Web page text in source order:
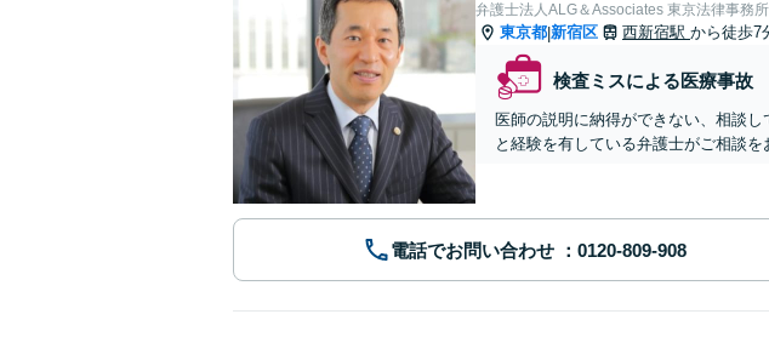
弁護士法人ALG＆Associates 東京法律事務所
東京都|新宿区 西新宿駅 から徒歩7
検査ミスによる医療事故
医師の説明に納得ができない、相談
と経験を有している弁護士がご相談を
電話でお問い合わせ